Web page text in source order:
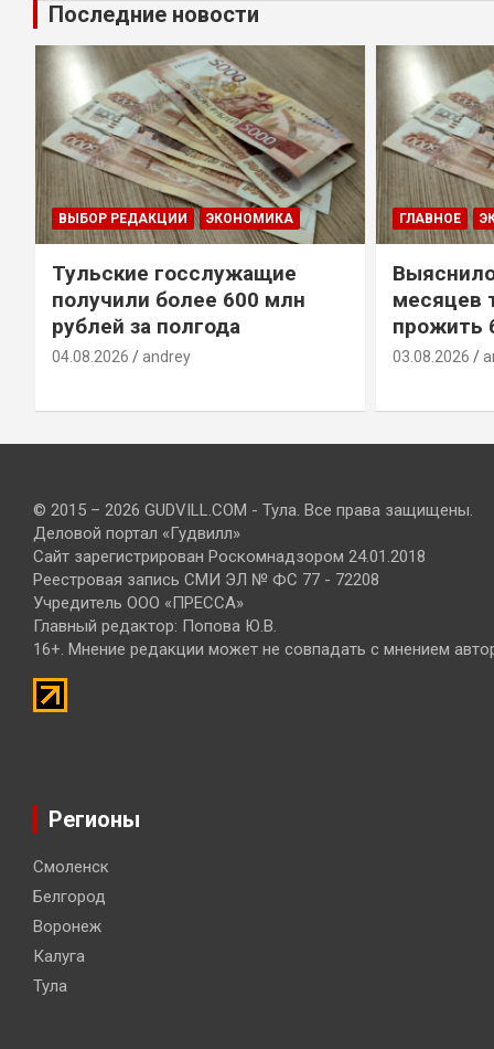
Последние новости
ВЫБОР РЕДАКЦИИ ЭКОНОМИКА
Тульские госслужащие
получили более 600 млн
рублей за полгода
04.08.2026 andrey
ГЛАВНОЕ
месяцев
прожить
03.08.2026
© 2015 – 2026 GUDVILL.COM - Тула. Все права защищены.
Деловой портал «Гудвилл»
Сайт зарегистрирован Роскомнадзором 24.01.2018
Реестровая запись СМИ ЭЛ № ФС 77 - 72208
Учредитель ООО «ПРЕССА»
Главный редактор: Попова Ю.В.
16+. Мнение редакции может не совпадать с мнением
Регионы
Смоленск
Белгород
Воронеж
Калуга
Тула